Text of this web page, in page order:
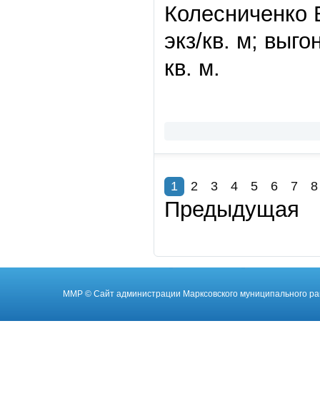
экз/кв. м;
кв. м.
1 2 3 4 5 6 7 8
Предыдущая
ММР © Cайт администрации Марксовского муниципального